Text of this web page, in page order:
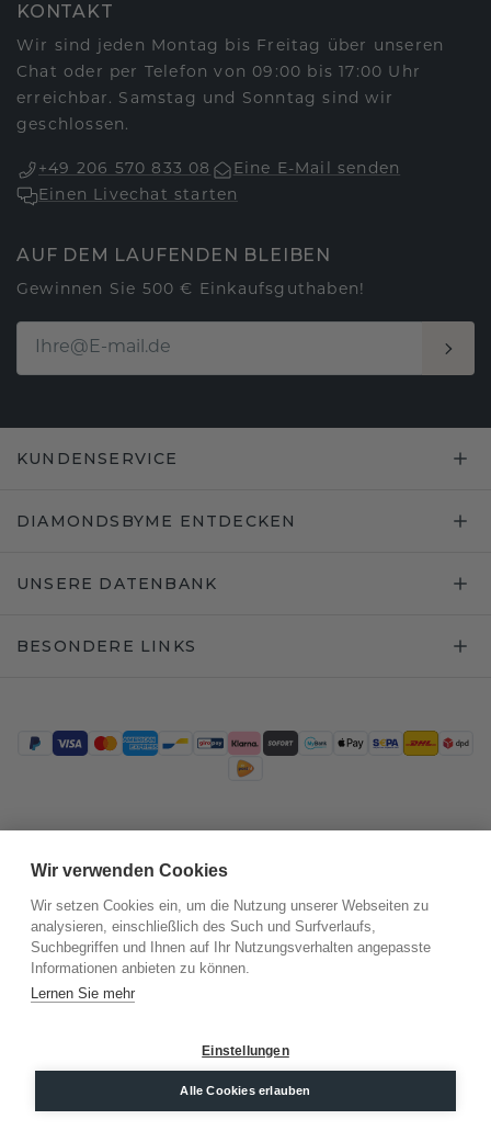
KONTAKT
Wir sind jeden Montag bis Freitag über unseren
Chat oder per Telefon von 09:00 bis 17:00 Uhr
erreichbar. Samstag und Sonntag sind wir
geschlossen.
+49 206 570 833 08
Eine E-Mail senden
Einen Livechat starten
AUF DEM LAUFENDEN BLEIBEN
Gewinnen Sie 500 € Einkaufsguthaben!
KUNDENSERVICE
DIAMONDSBYME ENTDECKEN
UNSERE DATENBANK
BESONDERE LINKS
©2026.DiamondsByMe
Datenschutz
AGB Impressum
Wir verwenden Cookies
Wir setzen Cookies ein, um die Nutzung unserer Webseiten zu
analysieren, einschließlich des Such und Surfverlaufs,
Suchbegriffen und Ihnen auf Ihr Nutzungsverhalten angepasste
Informationen anbieten zu können.
Lernen Sie mehr
Einstellungen
Alle Cookies erlauben